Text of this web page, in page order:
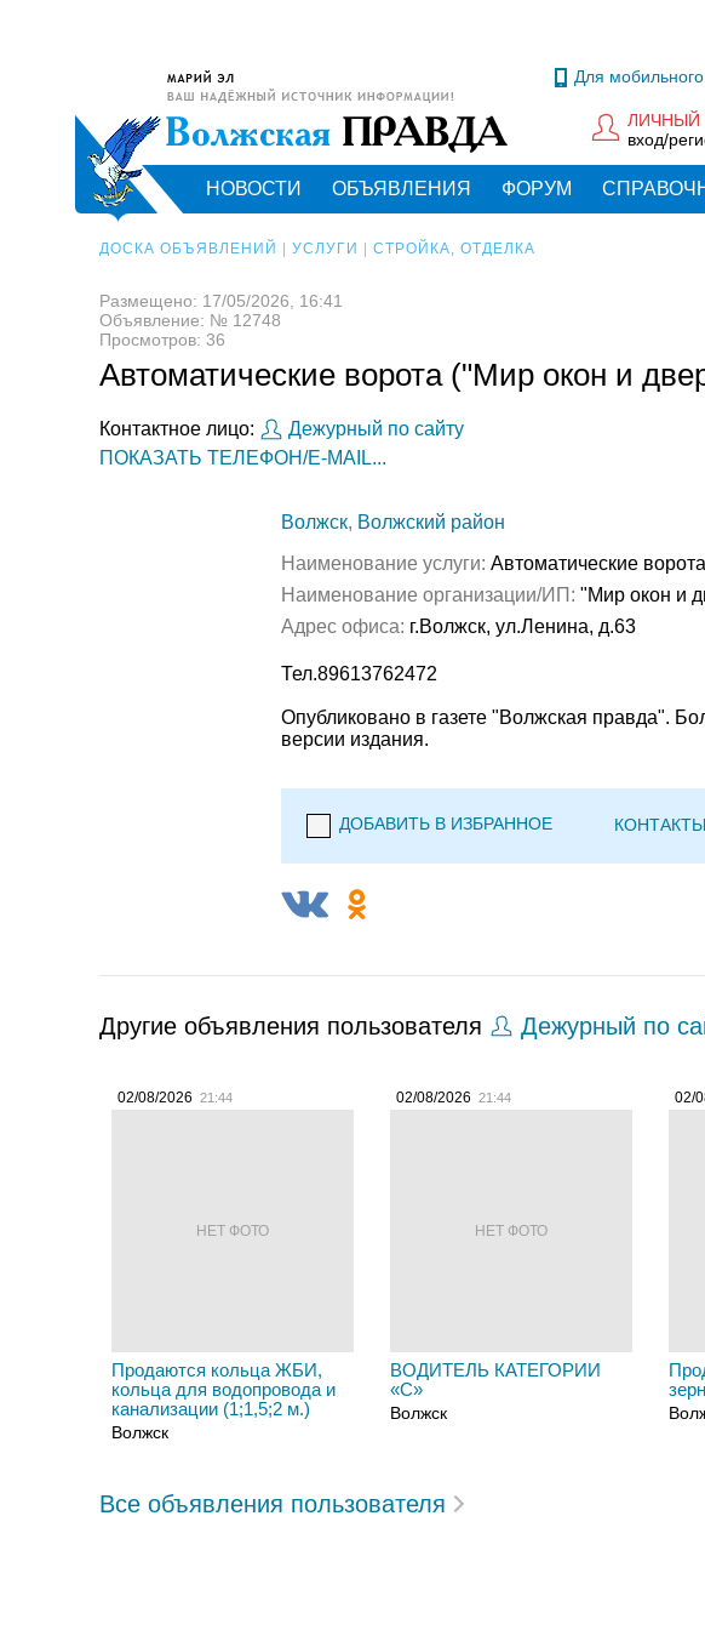
Для мобильного
ЛИЧНЫЙ
вход/
НОВОСТИ ОБЪЯВЛЕНИЯ ФОРУМ
ДОСКА ОБЪЯВЛЕНИЙ УСЛУГИ СТРОЙКА, ОТДЕЛКА
Размещено: 17/05/2026, 16:41
Объявление: № 12748
Просмотров: 36
Автоматические ворота ("Мир окон и
Контактное лицо:
Дежурный по сайту
ПОКАЗАТЬ ТЕЛЕФОН/E-MAIL...
Волжск, Волжский район
Наименование услуги: Автоматические ворота
Наименование организации/ИП: "Мир окон и
Адрес офиса: г.Волжск, ул.Ленина, д.63
Тел.89613762472
Опубликовано в газете "Волжская правда".
версии издания.
ДОБАВИТЬ В ИЗБРАННОЕ
Другие объявления пользователя Дежурный по
02/08/2026 21:44
НЕТ ФОТО
Продаются кольца ЖБИ,
кольца для водопровода и
канализации (1;1,5;2 м.)
Волжск
02/08/2026 21:44
НЕТ ФОТО
ВОДИТЕЛЬ КАТЕГОРИИ
«C»
Волжск
02/
Все объявления пользователя